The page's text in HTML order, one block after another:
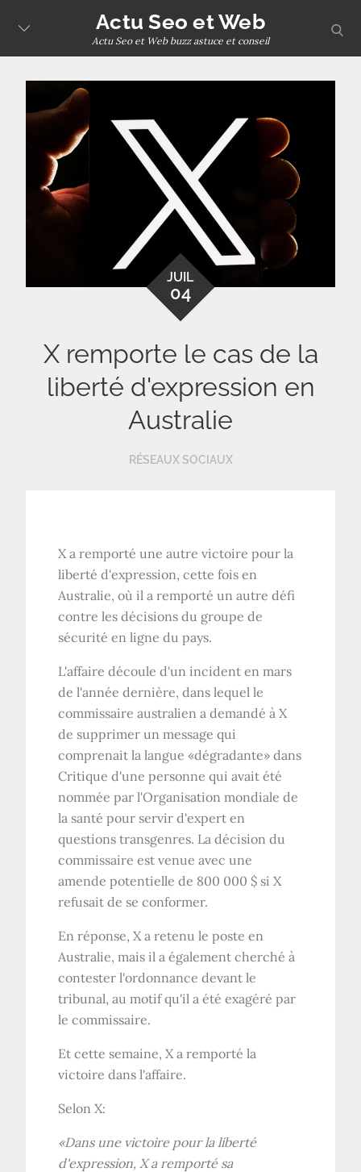
content
Actu Seo et Web
Actu Seo et Web buzz astuce et conseil
JUIL
04
X remporte le cas de la
liberté d'expression en
Australie
RÉSEAUX SOCIAUX
X a remporté une autre victoire pour la
liberté d'expression, cette fois en
Australie, où il a remporté un autre défi
contre les décisions du groupe de
sécurité en ligne du pays.
L'affaire découle d'un incident en mars
de l'année dernière, dans lequel le
commissaire australien a demandé à X
de supprimer un message qui
comprenait la langue «dégradante» dans
Critique d'une personne qui avait été
nommée par l'Organisation mondiale de
la santé pour servir d'expert en
questions transgenres. La décision du
commissaire est venue avec une
amende potentielle de 800 000 $ si X
refusait de se conformer.
En réponse, X a retenu le poste en
Australie, mais il a également cherché à
contester l'ordonnance devant le
tribunal, au motif qu'il a été exagéré par
le commissaire.
Et cette semaine, X a remporté la
victoire dans l'affaire.
Selon X:
«Dans une victoire pour la liberté
d'expression, X a remporté sa